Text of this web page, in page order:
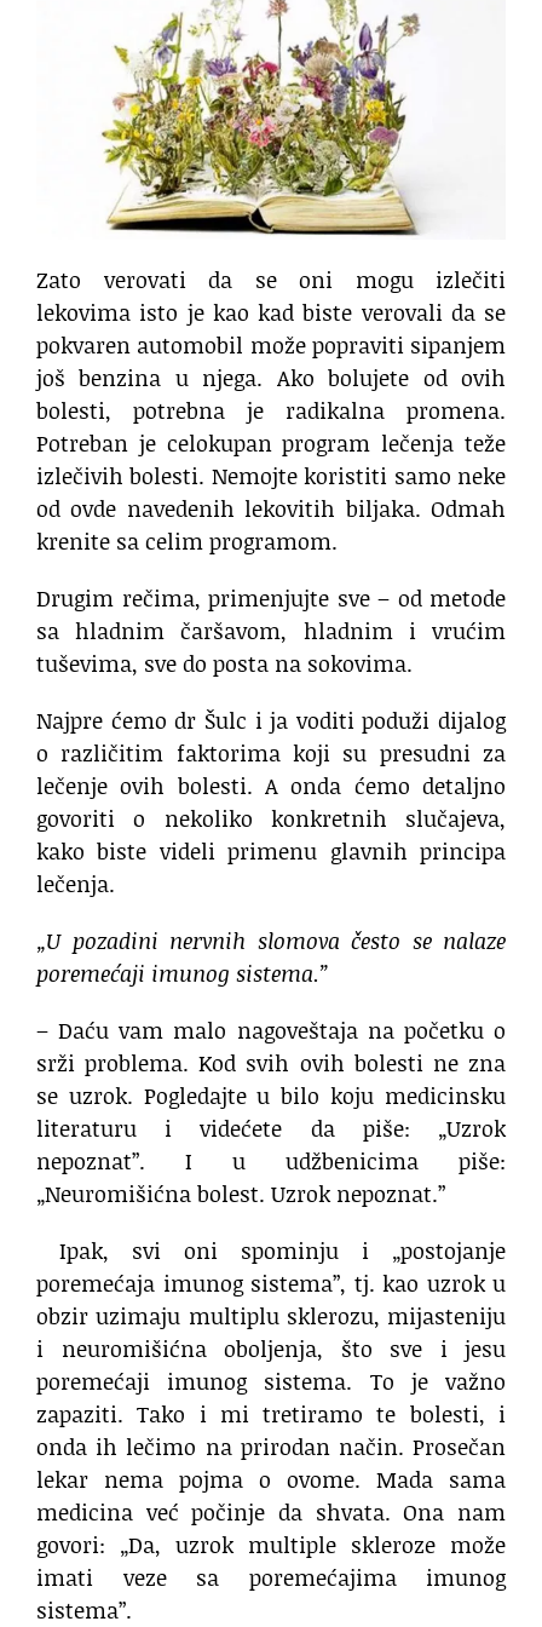
Zato verovati da se oni mogu izlečiti
lekovima isto je kao kad biste verovali da se
pokvaren automobil može popraviti sipanjem
još benzina u njega. Ako bolujete od ovih
bolesti, potrebna je radikalna promena.
Potreban je celokupan program lečenja teže
izlečivih bolesti. Nemojte koristiti samo neke
od ovde navedenih lekovitih biljaka. Odmah
krenite sa celim programom.
Drugim rečima, primenjujte sve – od metode
sa hladnim čaršavom, hladnim i vrućim
tuševima, sve do posta na sokovima.
Najpre ćemo dr Šulc i ja voditi poduži dijalog
o različitim faktorima koji su presudni za
lečenje ovih bolesti. A onda ćemo detaljno
govoriti o nekoliko konkretnih slučajeva,
kako biste videli primenu glavnih principa
lečenja.
„U pozadini nervnih slomova često se nalaze
poremećaji imunog sistema.”
– Daću vam malo nagoveštaja na početku o
srži problema. Kod svih ovih bolesti ne zna
se uzrok. Pogledajte u bilo koju medicinsku
literaturu i videćete da piše: „Uzrok
nepoznat”. I u udžbenicima piše:
„Neuromišićna bolest. Uzrok nepoznat.”
Ipak, svi oni spominju i „postojanje
poremećaja imunog sistema”, tj. kao uzrok u
obzir uzimaju multiplu sklerozu, mijasteniju
i neuromišićna oboljenja, što sve i jesu
poremećaji imunog sistema. To je važno
zapaziti. Tako i mi tretiramo te bolesti, i
onda ih lečimo na prirodan način. Prosečan
lekar nema pojma o ovome. Mada sama
medicina već počinje da shvata. Ona nam
govori: „Da, uzrok multiple skleroze može
imati veze sa poremećajima imunog
sistema”.